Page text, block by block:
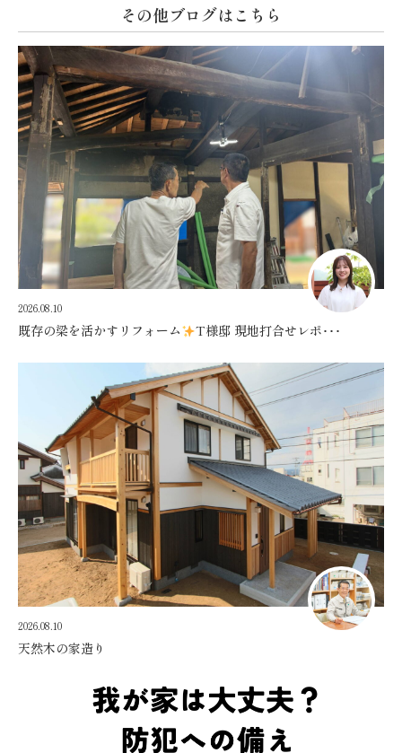
その他ブログはこちら
2026.08.10
既存の梁を活かすリフォーム T様邸 現地打合せレポ･･･
2026.08.10
天然木の家造り